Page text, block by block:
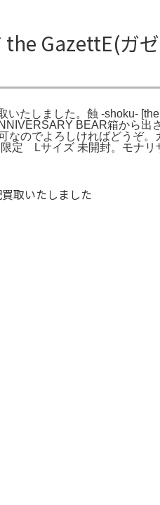
GazettE(ガ
たしました。蝕 -shoku-
BEAR箱から
なのでよろしければどうぞ
定 Lサイズ 未開封。モナ